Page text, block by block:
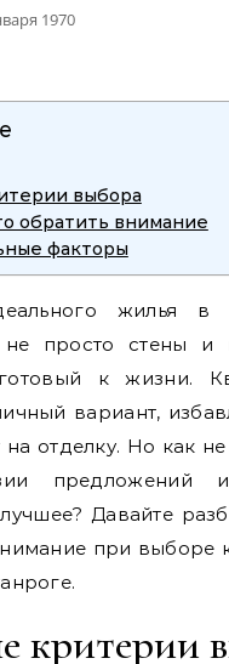
1970
выбора
обратить внимание
факторы
жилья в
не просто стены и
к жизни.
вариант,
на отделку. Но как не
предложений
Давайте
при выборе
критерии